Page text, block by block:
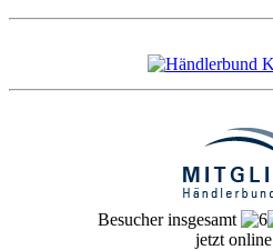
Besucher insgesamt
jetzt online